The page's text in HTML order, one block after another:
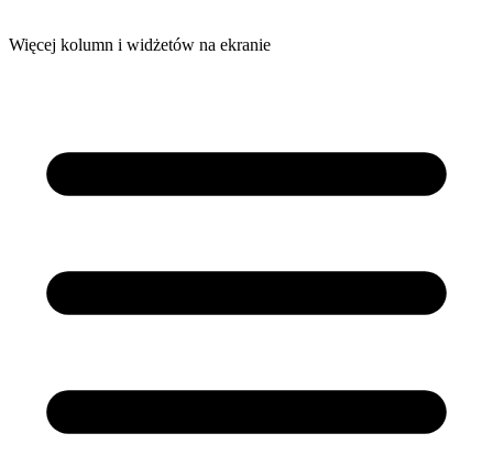
Więcej kolumn i widżetów na ekranie